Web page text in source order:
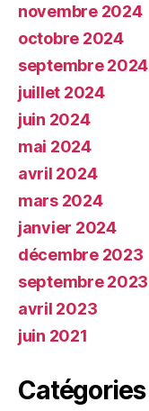
novembre 2024
octobre 2024
septembre 2024
juillet 2024
juin 2024
mai 2024
avril 2024
mars 2024
janvier 2024
décembre 2023
septembre 2023
avril 2023
juin 2021
Catégories